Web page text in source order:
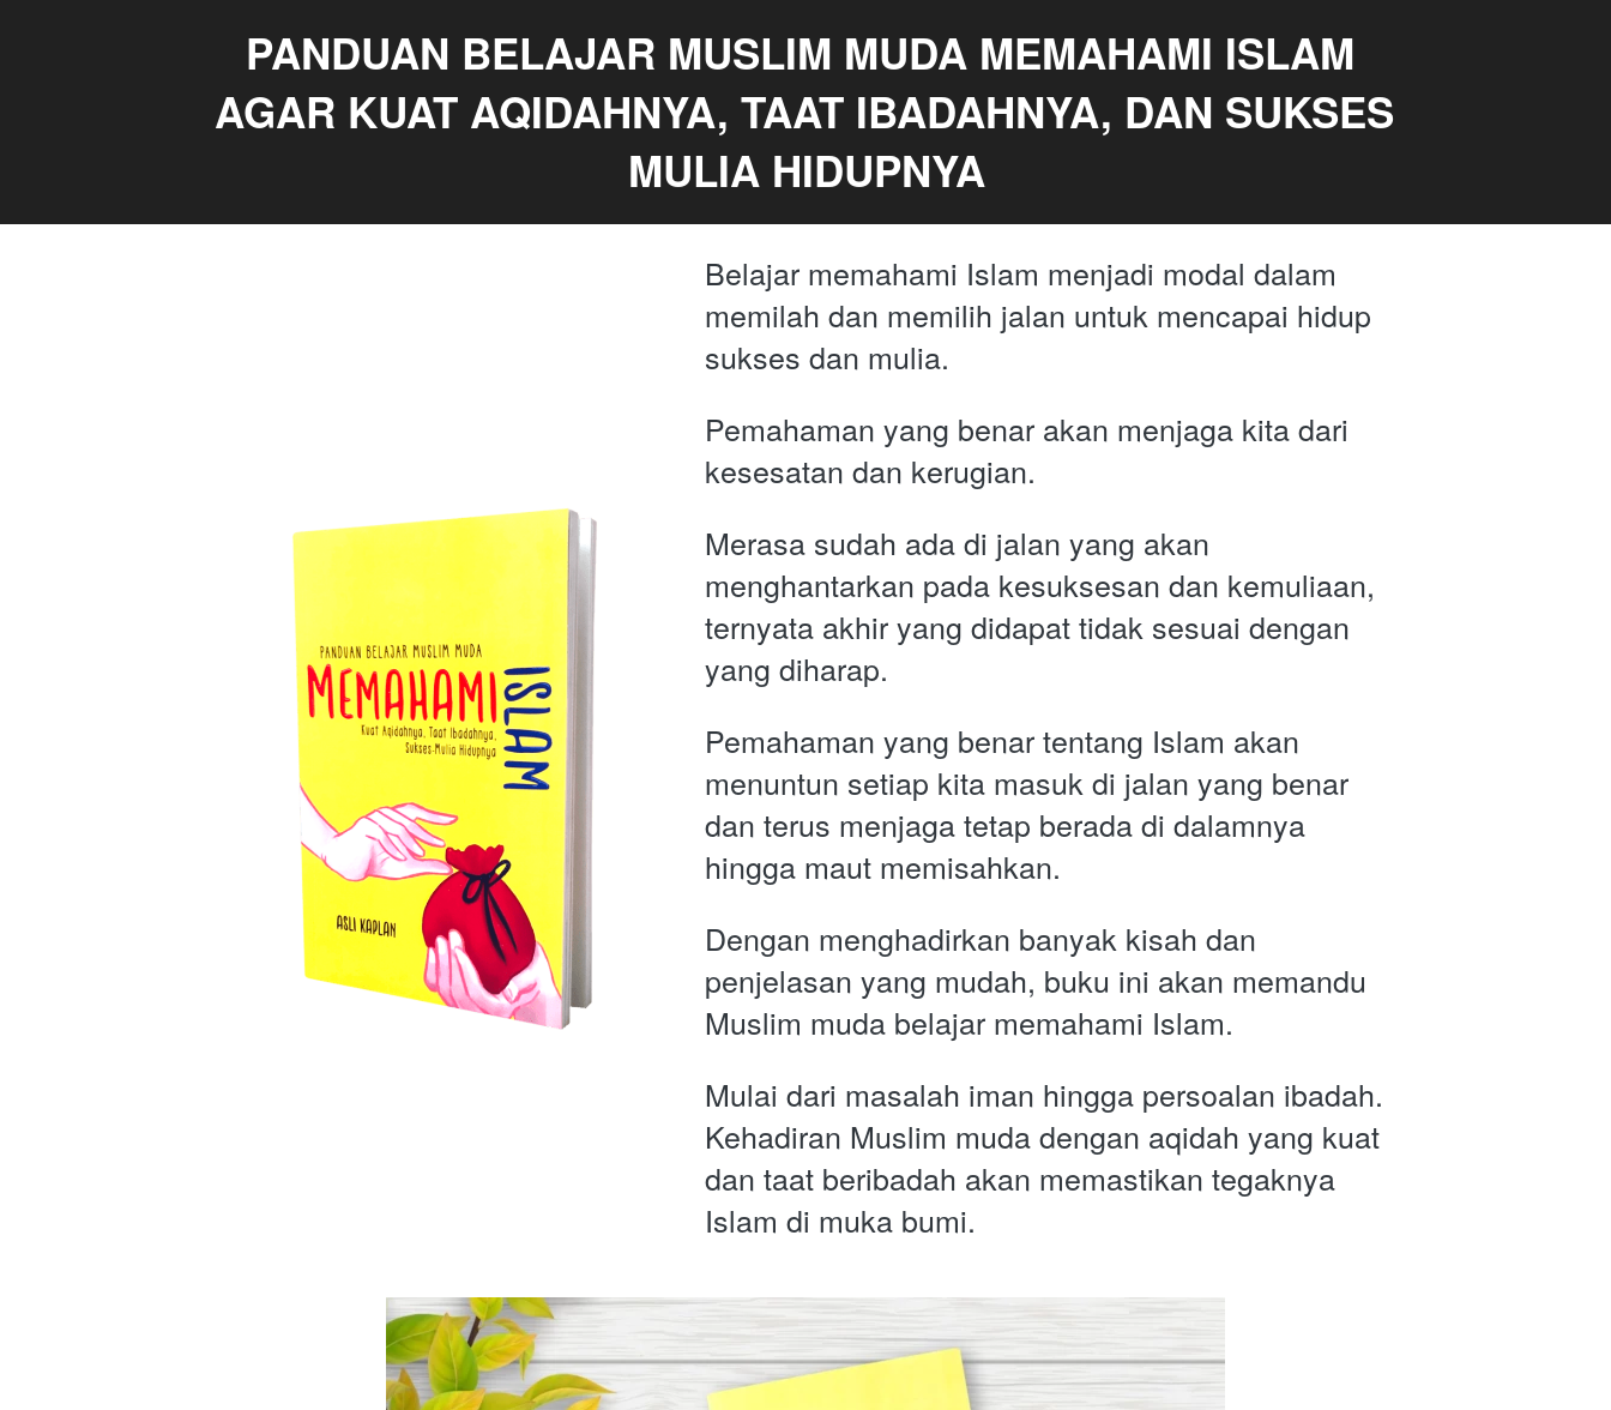
PANDUAN BELAJAR MUSLIM MUDA MEMAHAMI ISLAM
AGAR KUAT AQIDAHNYA, TAAT IBADAHNYA, DAN SUKSES
MULIA HIDUPNYA
Belajar memahami Islam menjadi modal dalam
memilah dan memilih jalan untuk mencapai hidup
sukses dan mulia.
Pemahaman yang benar akan menjaga kita dari
kesesatan dan kerugian.
Merasa sudah ada di jalan yang akan
menghantarkan pada kesuksesan dan kemuliaan,
ternyata akhir yang didapat tidak sesuai dengan
yang diharap.
Pemahaman yang benar tentang Islam akan
menuntun setiap kita masuk di jalan yang benar
dan terus menjaga tetap berada di dalamnya
hingga maut memisahkan.
Dengan menghadirkan banyak kisah dan
penjelasan yang mudah, buku ini akan memandu
Muslim muda belajar memahami Islam.
Mulai dari masalah iman hingga persoalan ibadah.
Kehadiran Muslim muda dengan aqidah yang kuat
dan taat beribadah akan memastikan tegaknya
Islam di muka bumi.